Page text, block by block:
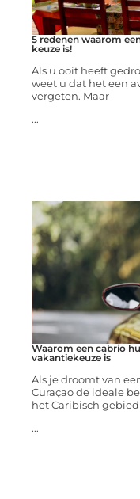
5 redenen waarom
keuze is!
Als u ooit heeft
weet u dat het een
vergeten. Maar
...
Waarom een cabrio
vakantiekeuze is
Als je droomt van
Curaçao de ideale
het Caribisch
...